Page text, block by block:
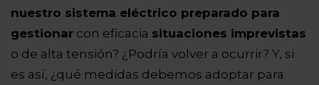
nuestro sistema eléctrico preparado para
gestionar con eficacia situaciones imprevistas
o de alta tensión? ¿Podría volver a ocurrir? Y, si
es así, ¿qué medidas debemos adoptar para